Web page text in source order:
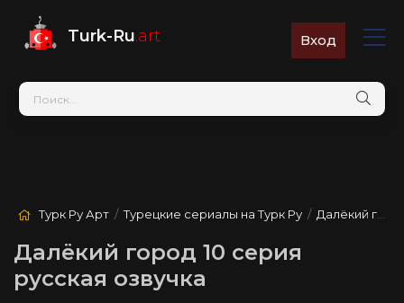
Turk-Ru.art Вход
Турк Ру Арт /Турецкие сериалы на Турк Ру / Далёкий город
Далёкий город 10 серия
русская озвучка